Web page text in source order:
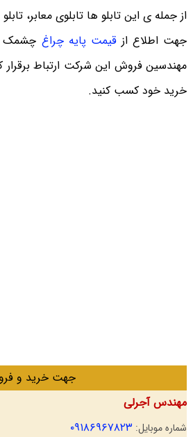
از جمله ی این تابلو ها تابلوی معابر،
جهت اطلاع ازقیمت پایه چراغ چشمک
مهندسین فروش این شرکت ارتباط
خرید خود کسب کنید.
جهت خرید و
مهندس آجرلی
شماره موبایل: ۰۹۱۸۶۹۶۷۸۲۳